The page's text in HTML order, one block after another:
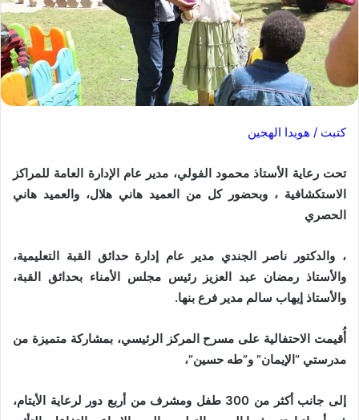
كتبت / هويدا الهجين
تحت رعاية الأستاذ محمود الفولي، مدير عام الإدارة العامة للمراكز
الاستكشافية ، وبحضور كل من العميد هاني هلال، والعميد هاني
الحصري
، والدكتور ناصر الجندي مدير عام إدارة حدائق القبة التعليمية،
والأستاذ رمضان عبد العزيز رئيس مجلس الأمناء بحدائق القبة،
والأستاذ إيهاب سالم مدير فرع بنها.
أُقيمت الاحتفالية على مسرح المركز الرئيسي، بمشاركة متميزة من
مدرستي “الإيمان” و”طه حسين”،
إلى جانب أكثر من 300 طفل ومشرف من أربع دور لرعاية الأيتام،